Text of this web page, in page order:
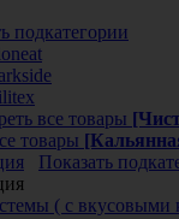
подкатегории
все товары
товары
Показать
( с вкусовыми